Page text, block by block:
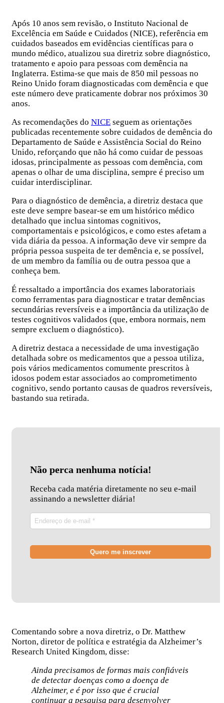
Após 10 anos sem revisão, o Instituto Nacional de
Excelência em Saúde e Cuidados (NICE), referência em
cuidados baseados em evidências científicas para o
mundo médico, atualizou sua diretriz sobre diagnóstico,
tratamento e apoio para pessoas com demência na
Inglaterra. Estima-se que mais de 850 mil pessoas no
Reino Unido foram diagnosticadas com demência e que
este número deve praticamente dobrar nos próximos 30
anos.
As recomendações do NICE seguem as orientações
publicadas recentemente sobre cuidados de demência do
Departamento de Saúde e Assistência Social do Reino
Unido, reforçando que não há como cuidar de pessoas
idosas, principalmente as pessoas com demência, com
apenas o olhar de uma disciplina, sempre é preciso um
cuidar interdisciplinar.
Para o diagnóstico de demência, a diretriz destaca que
este deve sempre basear-se em um histórico médico
detalhado que inclua sintomas cognitivos,
comportamentais e psicológicos, e como estes afetam a
vida diária da pessoa. A informação deve vir sempre da
própria pessoa suspeita de ter demência e, se possível,
de um membro da família ou de outra pessoa que a
conheça bem.
É ressaltado a importância dos exames laboratoriais
como ferramentas para diagnosticar e tratar demências
secundárias reversíveis e a importância da utilização de
testes cognitivos validados (que, embora normais, nem
sempre excluem o diagnóstico).
A diretriz destaca a necessidade de uma investigação
detalhada sobre os medicamentos que a pessoa utiliza,
pois vários medicamentos comumente prescritos à
idosos podem estar associados ao comprometimento
cognitivo, sendo portanto causas de quadros reversíveis,
bastando sua retirada.
Não perca nenhuma notícia!
Receba cada matéria diretamente no seu e-mail
assinando a newsletter diária!
Comentando sobre a nova diretriz, o Dr. Matthew
Norton, diretor de política e estratégia da Alzheimer’s
Research United Kingdom, disse:
Ainda precisamos de formas mais confiáveis ​​
de detectar doenças como a doença de
Alzheimer, e é por isso que é crucial
continuar a pesquisa para desenvolver